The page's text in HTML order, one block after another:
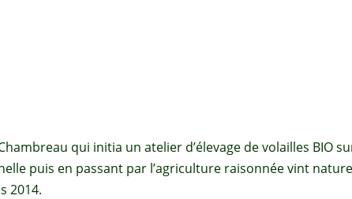
qui initia un atelier d’élevage de volailles BIO
puis en passant par l’agriculture raisonnée vint
2014.